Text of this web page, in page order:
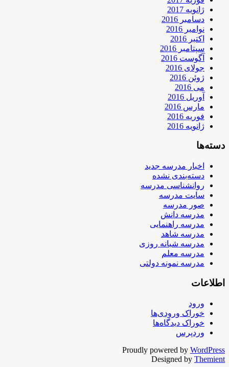
ژانویه 2017
دسامبر 2016
نوامبر 2016
اکتبر 2016
سپتامبر 2016
آگوست 2016
جولای 2016
ژوئن 2016
می 2016
آوریل 2016
مارس 2016
فوریه 2016
ژانویه 2016
دسته‌ها
اخبار مدرسه جدید
دسته‌بندی نشده
روانشناسی مدرسه
سایت مدرسه
صور مدرسه
مدرسه دانش
مدرسه راهنمایی
مدرسه شاهد
مدرسه شبانه روزی
مدرسه معلم
مدرسه نمونه دولتی
اطلاعات
ورود
خوراک ورودی‌ها
خوراک دیدگاه‌ها
وردپرس
Proudly powered by WordPress
Designed by Themient